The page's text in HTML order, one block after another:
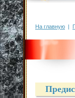
На главную |